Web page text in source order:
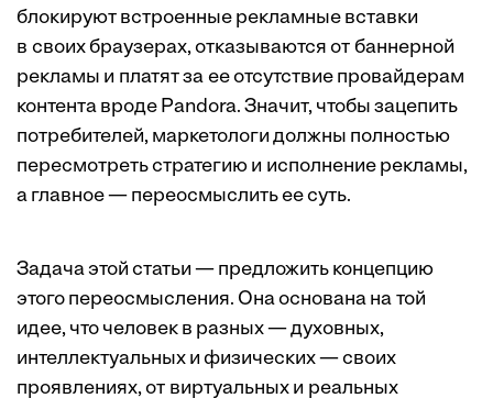
блокируют встроенные рекламные вставки
в своих браузерах, отказываются от баннерной
рекламы и платят за ее отсутствие провайдерам
контента вроде Pandora. Значит, чтобы зацепить
потребителей, маркетологи должны полностью
пересмотреть стратегию и исполнение рекламы,
а главное — переосмыслить ее суть.
Задача этой статьи — предложить концепцию
этого переосмысления. Она основана на той
идее, что человек в разных — духовных,
интеллектуальных и физических — своих
проявлениях, от виртуальных и реальных